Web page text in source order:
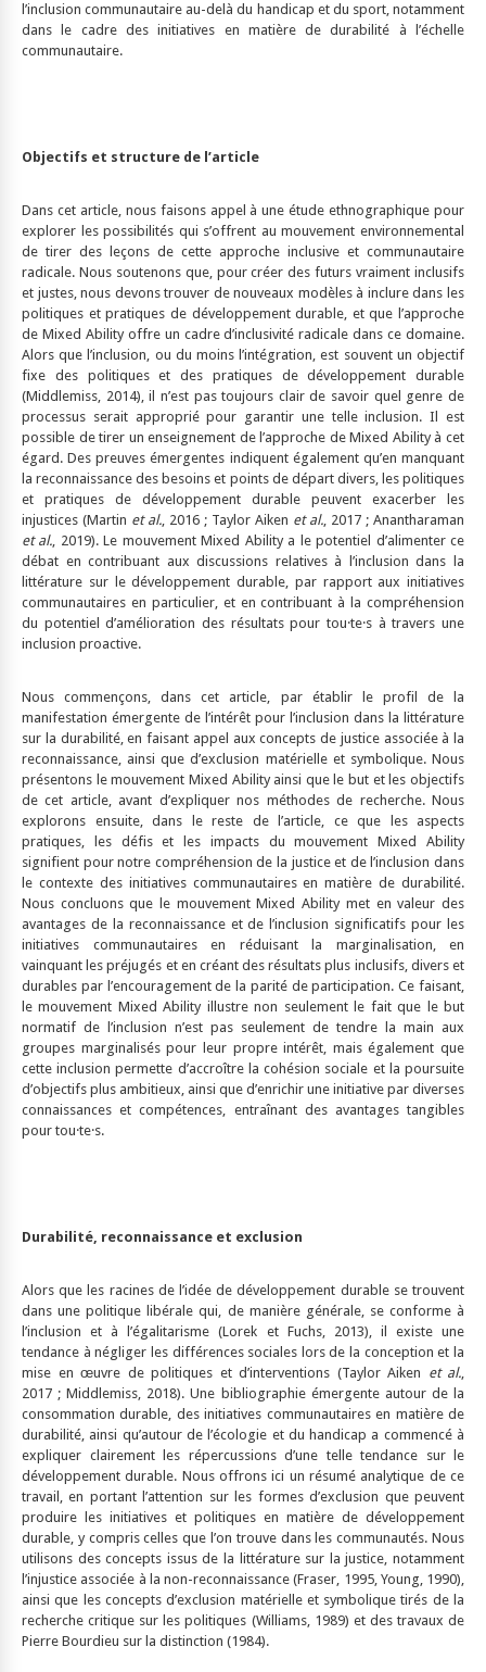
l’inclusion communautaire au-delà du handicap et du sport, notamment
dans le cadre des initiatives en matière de durabilité à l’échelle
communautaire.
Objectifs et structure de l’article
Dans cet article, nous faisons appel à une étude ethnographique pour
explorer les possibilités qui s’offrent au mouvement environnemental
de tirer des leçons de cette approche inclusive et communautaire
radicale. Nous soutenons que, pour créer des futurs vraiment inclusifs
et justes, nous devons trouver de nouveaux modèles à inclure dans les
politiques et pratiques de développement durable, et que l’approche
de Mixed Ability offre un cadre d’inclusivité radicale dans ce domaine.
Alors que l’inclusion, ou du moins l’intégration, est souvent un objectif
fixe des politiques et des pratiques de développement durable
(Middlemiss, 2014), il n’est pas toujours clair de savoir quel genre de
processus serait approprié pour garantir une telle inclusion. Il est
possible de tirer un enseignement de l’approche de Mixed Ability à cet
égard. Des preuves émergentes indiquent également qu’en manquant
la reconnaissance des besoins et points de départ divers, les politiques
et pratiques de développement durable peuvent exacerber les
injustices (Martin et al., 2016 ; Taylor Aiken et al., 2017 ; Anantharaman
et al., 2019). Le mouvement Mixed Ability a le potentiel d’alimenter ce
débat en contribuant aux discussions relatives à l’inclusion dans la
littérature sur le développement durable, par rapport aux initiatives
communautaires en particulier, et en contribuant à la compréhension
du potentiel d’amélioration des résultats pour tou·te·s à travers une
inclusion proactive.
Nous commençons, dans cet article, par établir le profil de la
manifestation émergente de l’intérêt pour l’inclusion dans la littérature
sur la durabilité, en faisant appel aux concepts de justice associée à la
reconnaissance, ainsi que d’exclusion matérielle et symbolique. Nous
présentons le mouvement Mixed Ability ainsi que le but et les objectifs
de cet article, avant d’expliquer nos méthodes de recherche. Nous
explorons ensuite, dans le reste de l’article, ce que les aspects
pratiques, les défis et les impacts du mouvement Mixed Ability
signifient pour notre compréhension de la justice et de l’inclusion dans
le contexte des initiatives communautaires en matière de durabilité.
Nous concluons que le mouvement Mixed Ability met en valeur des
avantages de la reconnaissance et de l’inclusion significatifs pour les
initiatives communautaires en réduisant la marginalisation, en
vainquant les préjugés et en créant des résultats plus inclusifs, divers et
durables par l’encouragement de la parité de participation. Ce faisant,
le mouvement Mixed Ability illustre non seulement le fait que le but
normatif de l’inclusion n’est pas seulement de tendre la main aux
groupes marginalisés pour leur propre intérêt, mais également que
cette inclusion permette d’accroître la cohésion sociale et la poursuite
d’objectifs plus ambitieux, ainsi que d’enrichir une initiative par diverses
connaissances et compétences, entraînant des avantages tangibles
pour tou·te·s.
Durabilité, reconnaissance et exclusion
Alors que les racines de l’idée de développement durable se trouvent
dans une politique libérale qui, de manière générale, se conforme à
l’inclusion et à l’égalitarisme (Lorek et Fuchs, 2013), il existe une
tendance à négliger les différences sociales lors de la conception et la
mise en œuvre de politiques et d’interventions (Taylor Aiken et al.,
2017 ; Middlemiss, 2018). Une bibliographie émergente autour de la
consommation durable, des initiatives communautaires en matière de
durabilité, ainsi qu’autour de l’écologie et du handicap a commencé à
expliquer clairement les répercussions d’une telle tendance sur le
développement durable. Nous offrons ici un résumé analytique de ce
travail, en portant l’attention sur les formes d’exclusion que peuvent
produire les initiatives et politiques en matière de développement
durable, y compris celles que l’on trouve dans les communautés. Nous
utilisons des concepts issus de la littérature sur la justice, notamment
l’injustice associée à la non-reconnaissance (Fraser, 1995, Young, 1990),
ainsi que les concepts d’exclusion matérielle et symbolique tirés de la
recherche critique sur les politiques (Williams, 1989) et des travaux de
Pierre Bourdieu sur la distinction (1984).